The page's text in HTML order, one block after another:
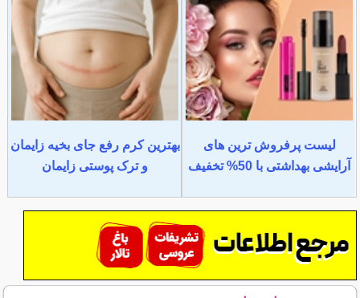
لیست پرفروش ترین های
آرایشی بهداشتی با 50% تخفیف
بهترین کرم رفع جای بخیه زایمان
و ترک پوستی زایمان